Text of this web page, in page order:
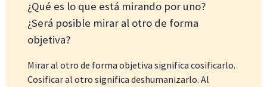
¿Qué es lo que está mirando por uno?
¿Será posible mirar al otro de forma
objetiva?
Mirar al otro de forma objetiva significa cosificarlo.
Cosificar al otro significa deshumanizarlo. Al